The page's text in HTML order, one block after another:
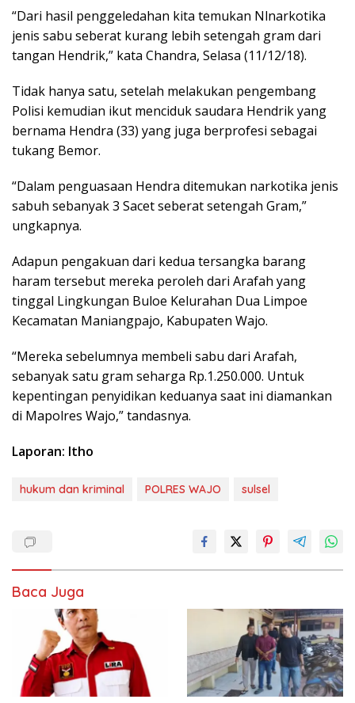
“Dari hasil penggeledahan kita temukan Nlnarkotika
jenis sabu seberat kurang lebih setengah gram dari
tangan Hendrik,” kata Chandra, Selasa (11/12/18).
Tidak hanya satu, setelah melakukan pengembang
Polisi kemudian ikut menciduk saudara Hendrik yang
bernama Hendra (33) yang juga berprofesi sebagai
tukang Bemor.
“Dalam penguasaan Hendra ditemukan narkotika jenis
sabuh sebanyak 3 Sacet seberat setengah Gram,”
ungkapnya.
Adapun pengakuan dari kedua tersangka barang
haram tersebut mereka peroleh dari Arafah yang
tinggal Lingkungan Buloe Kelurahan Dua Limpoe
Kecamatan Maniangpajo, Kabupaten Wajo.
“Mereka sebelumnya membeli sabu dari Arafah,
sebanyak satu gram seharga Rp.1.250.000. Untuk
kepentingan penyidikan keduanya saat ini diamankan
di Mapolres Wajo,” tandasnya.
Laporan: Itho
hukum dan kriminal POLRES WAJO sulsel
Baca Juga